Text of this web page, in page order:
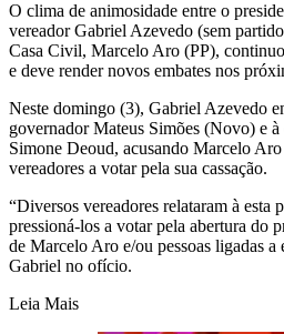
O clima de animosidade entre o
vereador Gabriel Azevedo (sem
Casa Civil, Marcelo Aro (PP),
e deve render novos embates nos
Neste domingo (3), Gabriel Azevedo
governador Mateus Simões (Novo) e
Simone Deoud, acusando Marcelo
vereadores a votar pela sua cassação.
“Diversos vereadores relataram à esta
pressioná-los a votar pela abertura do
de Marcelo Aro e/ou pessoas ligadas a
Gabriel no ofício.
Leia Mais